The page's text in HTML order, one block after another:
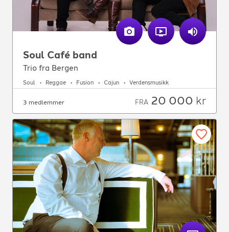
Soul Café band
Trio fra Bergen
Soul Reggae Fusion Cajun Verdensmusikk
3 medlemmer FRA 20 000 kr